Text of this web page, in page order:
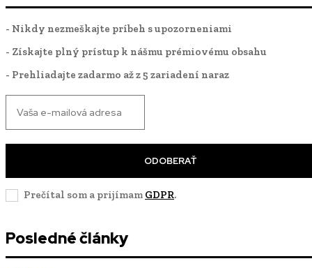
- Nikdy nezmeškajte príbeh s upozorneniami
- Získajte plný prístup k nášmu prémiovému obsahu
- Prehliadajte zadarmo až z 5 zariadení naraz
ODOBERAŤ
Prečítal som a prijímam GDPR.
Posledné články